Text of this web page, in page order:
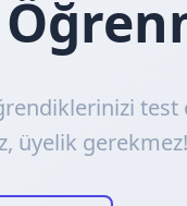
test
üyelik gerekmez!